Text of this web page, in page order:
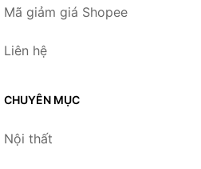
Mã giảm giá Shopee
Liên hệ
CHUYÊN MỤC
Nội thất